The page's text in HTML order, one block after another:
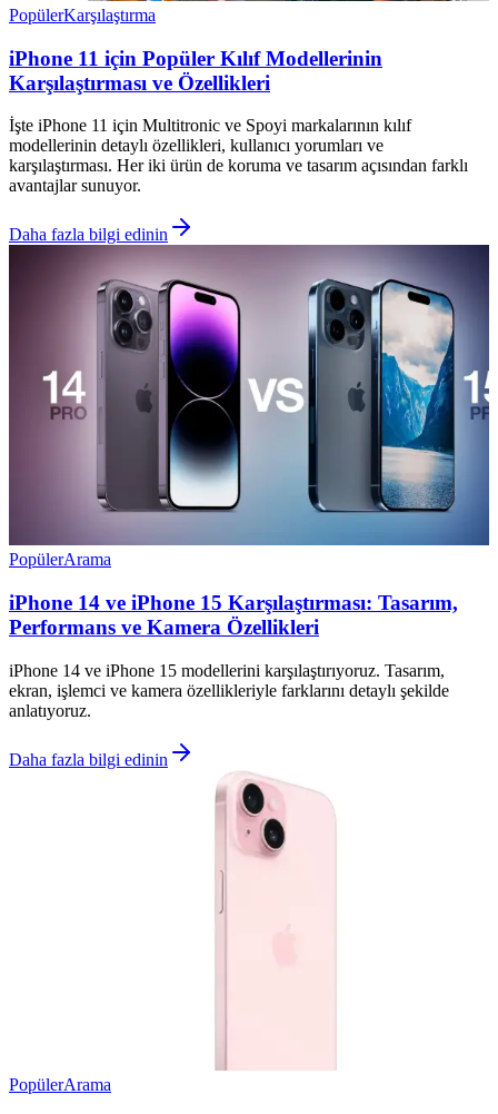
PopülerKarşılaştırma
iPhone 11 için Popüler Kılıf Modellerinin
Karşılaştırması ve Özellikleri
İşte iPhone 11 için Multitronic ve Spoyi markalarının kılıf
modellerinin detaylı özellikleri, kullanıcı yorumları ve
karşılaştırması. Her iki ürün de koruma ve tasarım açısından farklı
avantajlar sunuyor.
Daha fazla bilgi edinin
PopülerArama
iPhone 14 ve iPhone 15 Karşılaştırması: Tasarım,
Performans ve Kamera Özellikleri
iPhone 14 ve iPhone 15 modellerini karşılaştırıyoruz. Tasarım,
ekran, işlemci ve kamera özellikleriyle farklarını detaylı şekilde
anlatıyoruz.
Daha fazla bilgi edinin
PopülerArama